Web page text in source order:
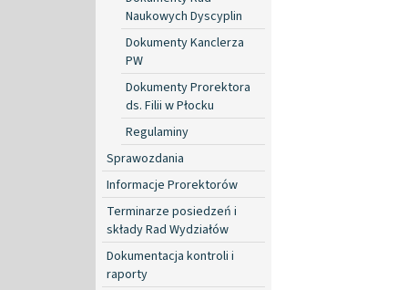
Naukowych Dyscyplin
Dokumenty Kanclerza
PW
Dokumenty Prorektora
ds. Filii w Płocku
Regulaminy
Sprawozdania
Informacje Prorektorów
Terminarze posiedzeń i
składy Rad Wydziałów
Dokumentacja kontroli i
raporty